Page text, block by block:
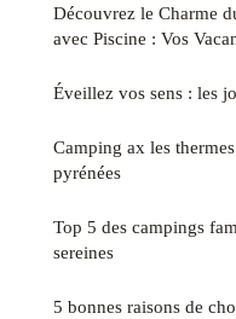
Découvrez le Charme
avec Piscine : Vos
Éveillez vos sens : les
Camping ax les
pyrénées
Top 5 des campings
sereines
5 bonnes raisons de